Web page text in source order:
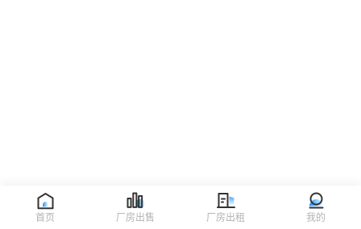
首页 厂房出售 厂房出租 我的